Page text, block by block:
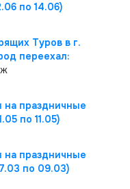
по 14.06)
Туров в г.
переехал:
на праздничные
по 11.05)
на праздничные
по 09.03)